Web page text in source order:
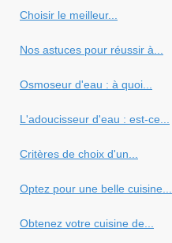
Choisir le meilleur...
Nos astuces pour réussir à...
Osmoseur d'eau : à quoi...
L'adoucisseur d'eau : est-ce...
Critères de choix d'un...
Optez pour une belle cuisine...
Obtenez votre cuisine de...